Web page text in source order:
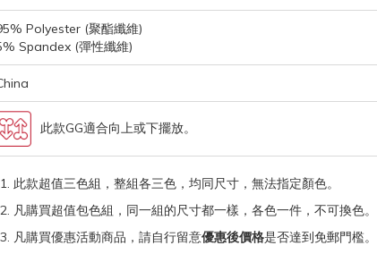
Polyester (聚酯纖維)
Spandex (彈性纖維)
此款GG適合向上或下擺放。
此款超值三色組，整組各三色，均同尺寸，無法指定顏色。
凡購買超值包色組，同一組的尺寸都一樣，各色一件，不可換色。
凡購買優惠活動商品，請自行留意優惠後價格是否達到免郵門檻。